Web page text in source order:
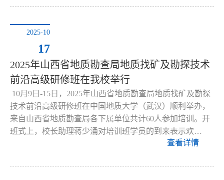
2025-10
17
2025年山西省地质勘查局地质找矿及勘探技术
前沿高级研修班在我校举行
10月9日-15日，2025年山西省地质勘查局地质找矿及勘探
技术前沿高级研修班在中国地质大学（武汉）顺利举办，
来自山西省地质勘查局各下属单位共计60人参加培训。开
班式上，校长助理蒋少涌对培训班学员的到来表示欢…
查看详情